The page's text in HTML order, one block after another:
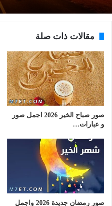
مقالات ذات صلة
صور صباح الخير 2026 اجمل صور
و عبارات…
صور رمضان جديدة 2026 واجمل